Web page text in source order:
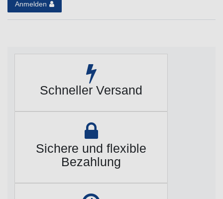
Anmelden
Schneller Versand
Sichere und flexible
Bezahlung